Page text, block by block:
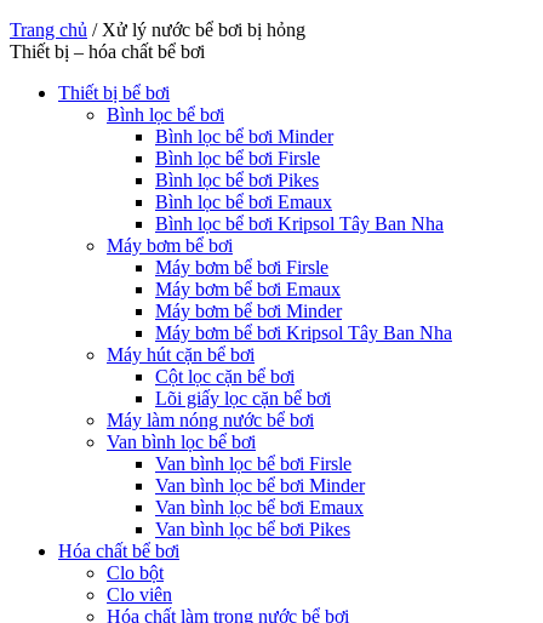
Trang chủ / Xử lý nước bể bơi bị hỏng
Thiết bị – hóa chất bể bơi
Thiết bị bể bơi
Bình lọc bể bơi
Bình lọc bể bơi Minder
Bình lọc bể bơi Firsle
Bình lọc bể bơi Pikes
Bình lọc bể bơi Emaux
Bình lọc bể bơi Kripsol Tây Ban Nha
Máy bơm bể bơi
Máy bơm bể bơi Firsle
Máy bơm bể bơi Emaux
Máy bơm bể bơi Minder
Máy bơm bể bơi Kripsol Tây Ban Nha
Máy hút cặn bể bơi
Cột lọc cặn bể bơi
Lõi giấy lọc cặn bể bơi
Máy làm nóng nước bể bơi
Van bình lọc bể bơi
Van bình lọc bể bơi Firsle
Van bình lọc bể bơi Minder
Van bình lọc bể bơi Emaux
Van bình lọc bể bơi Pikes
Hóa chất bể bơi
Clo bột
Clo viên
Hóa chất làm trong nước bể bơi